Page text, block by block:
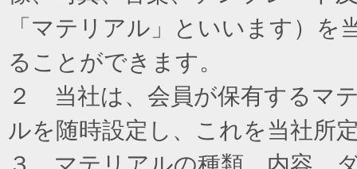
「マテリアル」といいます）
ることができます。
２ 当社は、会員が保有するマ
ルを随時設定し、これを当社所